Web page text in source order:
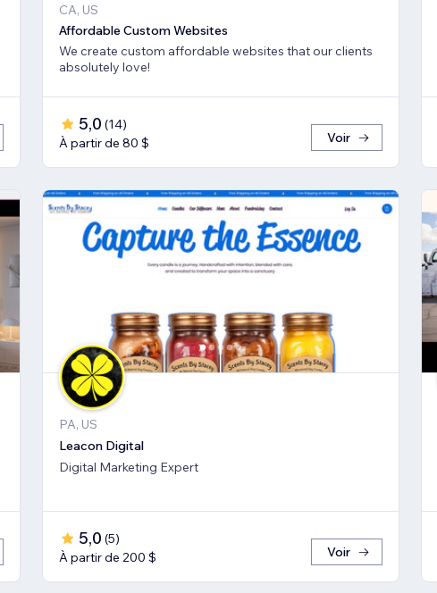
CA, US
Affordable Custom Websites
We create custom affordable websites that our clients
absolutely love!
5,0 (14)
À partir de 80 $
Voir
PA, US
Leacon Digital
Digital Marketing Expert
5,0 (5)
À partir de 200 $
Voir